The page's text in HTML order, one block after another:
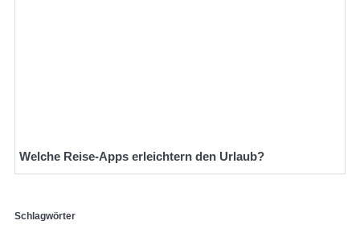
Welche Reise-Apps erleichtern den Urlaub?
Schlagwörter